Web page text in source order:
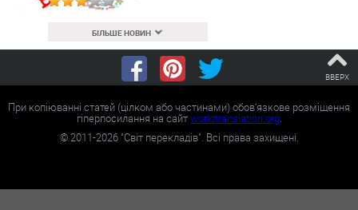
БІЛЬШЕ НОВИН
ВВЕРХ
При копіюванні статей (цілком або частинами) обов'язкове розміщення
гіперпосилання на сайтworldtranslation.org.
©2011-2026"Світ перекладів". Всі права захищені.